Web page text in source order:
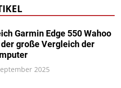
Garmin Edge 550 Wahoo
der große Vergleich der
2025